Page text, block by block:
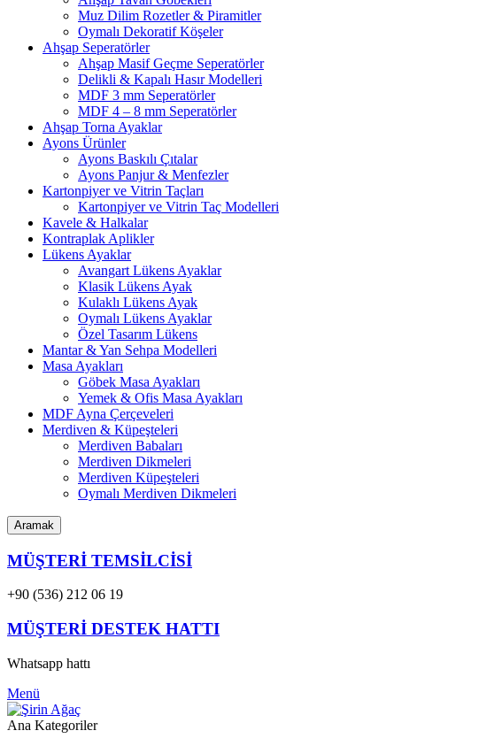
Muz Dilim Rozetler & Piramitler
Oymalı Dekoratif Köşeler
Ahşap Seperatörler
Ahşap Masif Geçme Seperatörler
Delikli & Kapalı Hasır Modelleri
MDF 3 mm Seperatörler
MDF 4 – 8 mm Seperatörler
Ahşap Torna Ayaklar
Ayons Ürünler
Ayons Baskılı Çıtalar
Ayons Panjur & Menfezler
Kartonpiyer ve Vitrin Taçları
Kartonpiyer ve Vitrin Taç Modelleri
Kavele & Halkalar
Kontraplak Aplikler
Lükens Ayaklar
Avangart Lükens Ayaklar
Klasik Lükens Ayak
Kulaklı Lükens Ayak
Oymalı Lükens Ayaklar
Özel Tasarım Lükens
Mantar & Yan Sehpa Modelleri
Masa Ayakları
Göbek Masa Ayakları
Yemek & Ofis Masa Ayakları
MDF Ayna Çerçeveleri
Merdiven & Küpeşteleri
Merdiven Babaları
Merdiven Dikmeleri
Merdiven Küpeşteleri
Oymalı Merdiven Dikmeleri
Aramak
MÜŞTERİ TEMSİLCİSİ
+90 (536) 212 06 19
MÜŞTERİ DESTEK HATTI
Whatsapp hattı
Menü
Ana Kategoriler